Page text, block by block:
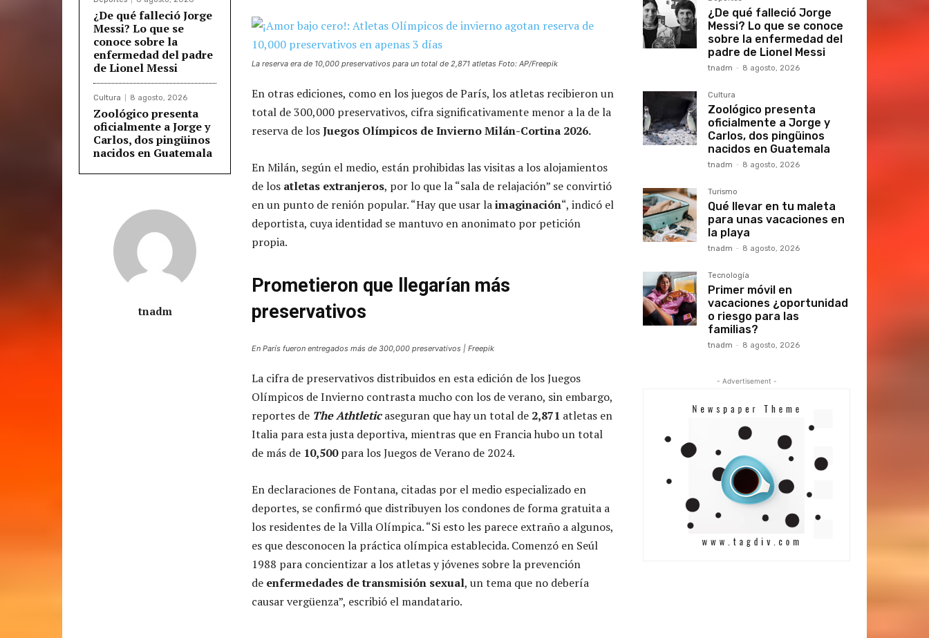
¿De qué falleció Jorge
Messi? Lo que se
conoce sobre la
enfermedad del padre
de Lionel Messi
Cultura 8 agosto, 2026
Zoológico presenta
oficialmente a Jorge y
Carlos, dos pingüinos
nacidos en Guatemala
tnadm
La reserva era de 10,000 preservativos para un total de 2,871 atletas Foto: AP/Freepik
En otras ediciones, como en los juegos de París, los atletas recibieron un
total de 300,000 preservativos, cifra significativamente menor a la de la
reserva de losJuegos Olímpicos de Invierno Milán-Cortina 2026.
En Milán, según el medio, están prohibidas las visitas a los alojamientos
de los atletas extranjeros, por lo que la “sala de relajación” se convirtió
en un punto de renión popular. “Hay que usar laimaginación“, indicó el
deportista, cuya identidad se mantuvo en anonimato por petición
propia.
Prometieron que llegarían más
preservativos
En París fueron entregados más de 300,000 preservativos | Freepik
La cifra de preservativos distribuidos en esta edición de los Juegos
Olímpicos de Invierno contrasta mucho con los de verano, sin embargo,
reportes de The Athtleticaseguran que hay un total de 2,871 atletas en
Italia para esta justa deportiva, mientras que en Francia hubo un total
de más de 10,500para los Juegos de Verano de 2024.
En declaraciones de Fontana, citadas por el medio especializado en
deportes, se confirmó que distribuyen los condones de forma gratuita a
los residentes de la Villa Olímpica. “Si esto les parece extraño a algunos,
es que desconocen la práctica olímpica establecida. Comenzó en Seúl
1988 para concientizar a los atletas y jóvenes sobre la prevención
de enfermedades de transmisión sexual, un tema que no debería
causar vergüenza”, escribió el mandatario.
¿De qué falleció Jorge
Messi? Lo que se conoce
sobre la enfermedad del
padre de Lionel Messi
tnadm - 8 agosto, 2026
Cultura
Zoológico presenta
oficialmente a Jorge y
Carlos, dos pingüinos
nacidos en Guatemala
tnadm - 8 agosto, 2026
Turismo
Qué llevar en tu maleta
para unas vacaciones en
la playa
tnadm - 8 agosto, 2026
Tecnología
Primer móvil en
vacaciones ¿oportunidad
o riesgo para las
familias?
tnadm - 8 agosto, 2026
- Advertisement -